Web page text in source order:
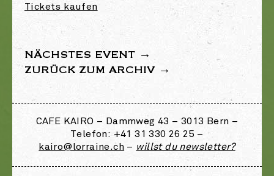
Tickets kaufen
NÄCHSTES EVENT →
ZURÜCK ZUM ARCHIV →
CAFE KAIRO – Dammweg 43 – 3013 Bern –
Telefon: +41 31 330 26 25 –
kairo@lorraine.ch – willst du newsletter?